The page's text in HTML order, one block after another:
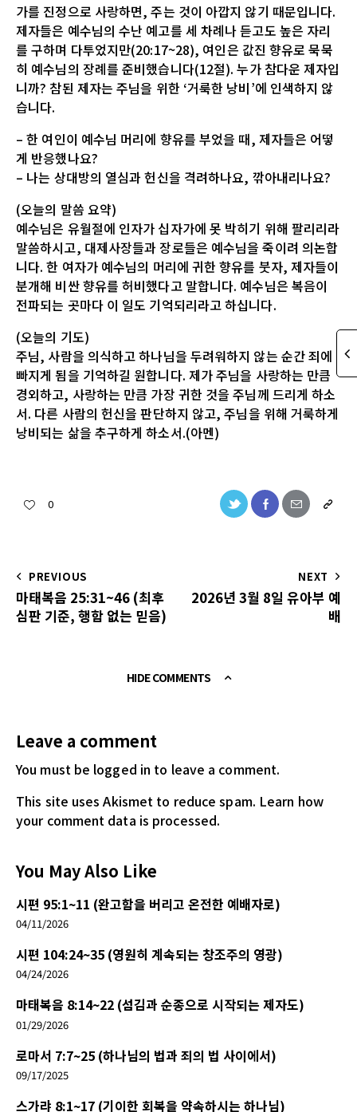
가를 진정으로 사랑하면, 주는 것이 아깝지 않기 때문입니다.
제자들은 예수님의 수난 예고를 세 차례나 듣고도 높은 자리
를 구하며 다투었지만(20:17~28), 여인은 값진 향유로 묵묵
히 예수님의 장례를 준비했습니다(12절). 누가 참다운 제자입
니까? 참된 제자는 주님을 위한 ‘거룩한 낭비’에 인색하지 않
습니다.
– 한 여인이 예수님 머리에 향유를 부었을 때, 제자들은 어떻
게 반응했나요?
– 나는 상대방의 열심과 헌신을 격려하나요, 깎아내리나요?
(오늘의 말씀 요약)
예수님은 유월절에 인자가 십자가에 못 박히기 위해 팔리리라
말씀하시고, 대제사장들과 장로들은 예수님을 죽이려 의논합
니다. 한 여자가 예수님의 머리에 귀한 향유를 붓자, 제자들이
분개해 비싼 향유를 허비했다고 말합니다. 예수님은 복음이
전파되는 곳마다 이 일도 기억되리라고 하십니다.
(오늘의 기도)
주님, 사람을 의식하고 하나님을 두려워하지 않는 순간 죄에
빠지게 됨을 기억하길 원합니다. 제가 주님을 사랑하는 만큼
경외하고, 사랑하는 만큼 가장 귀한 것을 주님께 드리게 하소
서. 다른 사람의 헌신을 판단하지 않고, 주님을 위해 거룩하게
낭비되는 삶을 추구하게 하소서.(아멘)
0
PREVIOUS
마태복음 25:31~46 (최후
심판 기준, 행함 없는 믿음)
NEXT
2026년 3월 8일 유아부 예
배
HIDE COMMENTS
Leave a comment
You must be logged in to leave a comment.
This site uses Akismet to reduce spam. Learn how
your comment data is processed.
You May Also Like
시편 95:1~11 (완고함을 버리고 온전한 예배자로)
04/11/2026
시편 104:24~35 (영원히 계속되는 창조주의 영광)
04/24/2026
마태복음 8:14~22 (섬김과 순종으로 시작되는 제자도)
01/29/2026
로마서 7:7~25 (하나님의 법과 죄의 법 사이에서)
09/17/2025
스가랴 8:1~17 (기이한 회복을 약속하시는 하나님)